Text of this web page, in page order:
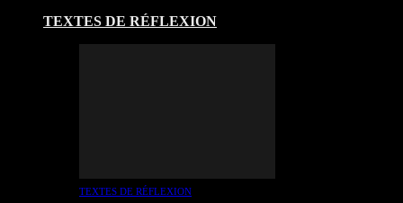
TEXTES DE RÉFLEXION
TEXTES DE RÉFLEXION